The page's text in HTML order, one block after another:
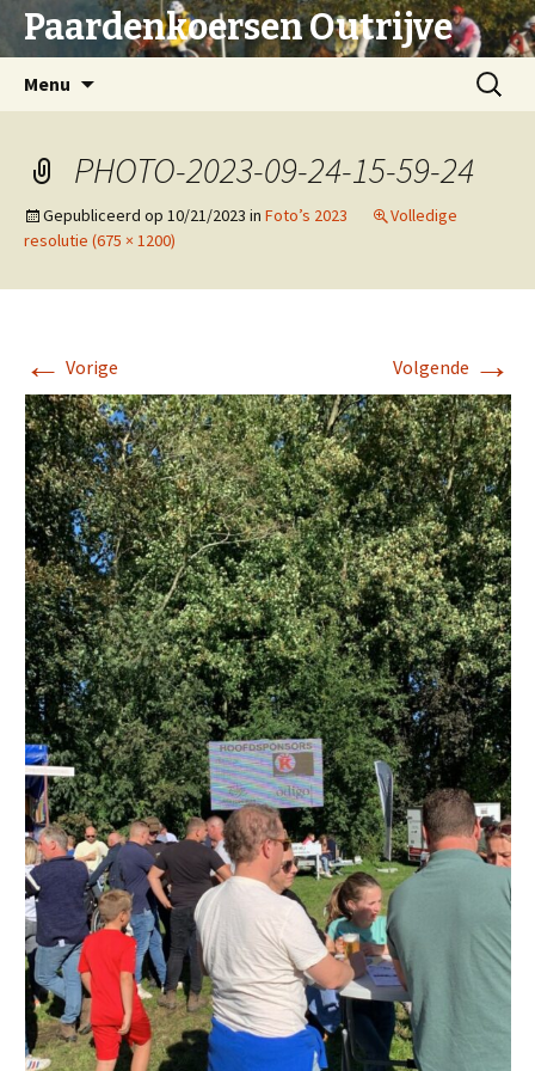
Paardenkoersen Outrijve
Menu
Zoeken
naar:
PHOTO-2023-09-24-15-59-24
Gepubliceerd op 10/21/2023 in Foto’s 2023
Volledige
resolutie (675 × 1200)
← Vorige Volgende →